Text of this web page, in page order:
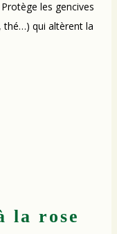
les gencives
thé…) qui altèrent la
la rose